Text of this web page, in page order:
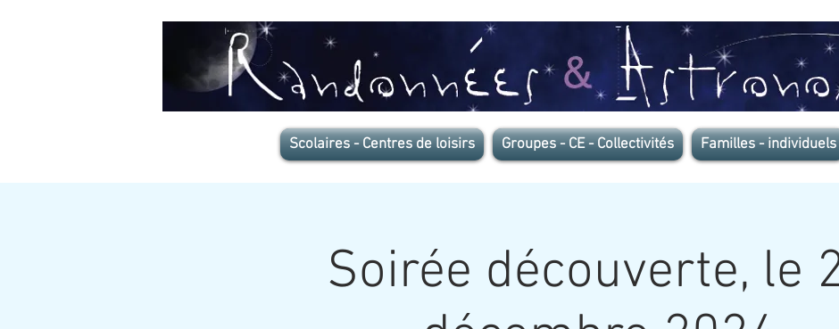
Scolaires - Centres de loisirs Groupes - CE - Collectivités Familles - individuels
Soirée découverte, le